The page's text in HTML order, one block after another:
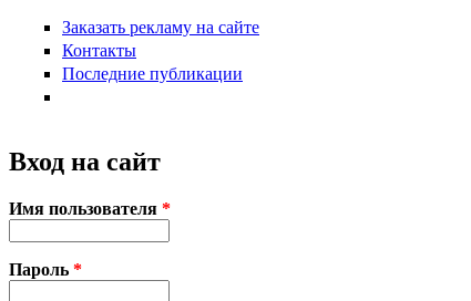
Заказать рекламу на сайте
Контакты
Последние публикации
Вход на сайт
Имя пользователя *
Пароль *